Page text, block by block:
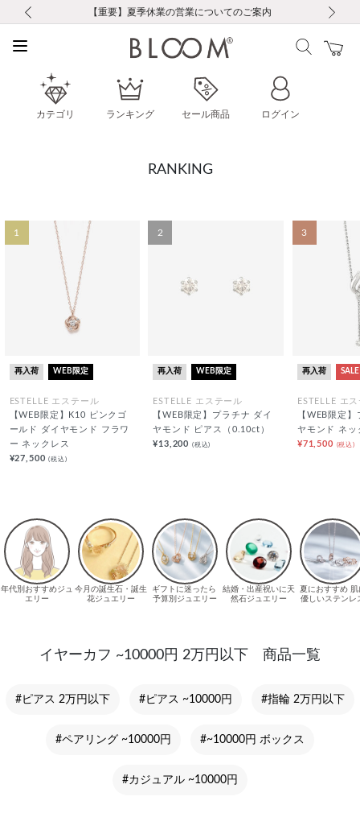
お修理・アフターサービスのご案内
【重要】令和８年熊本地震に伴う集配への影響について
【重要】ギフトラッピング料金改定および仕様変更のお知らせ
【重要】夏季休業の営業についてのご案内
税込5,500円以上で送料無料｜最短24時間以内に発送
新規会員登録で1000ポイントプレゼント！
新規LINE友だち登録で500円クーポンプレゼント
会員限定！レビュー投稿で100ポイントプレゼント
お修理・アフターサービスのご案内
【重要】令和８年熊本地震に伴う集配への影響について
カテゴリ ランキング セール商品 ログイン
RANKING
1
再入荷 WEB限定
ESTELLE エステール
【WEB限定】K10 ピンクゴ
ールド ダイヤモンド フラワ
ー ネックレス
¥27,500(税込)
2
再入荷 WEB限定
ESTELLE エステール
【WEB限定】プラチナ ダイ
ヤモンド ピアス（0.10ct）
¥13,200 (税込)
3
再入荷 SALE
ESTELLE エ
【WEB限定
ヤモンド ネッ
¥71,500 (税込)
イヤーカフ ~10000円 2万円以下 商品一覧
#ピアス 2万円以下 #ピアス ~10000円 #指輪 2万円以下
#ペアリング ~10000円 #~10000円 ボックス
#カジュアル ~10000円